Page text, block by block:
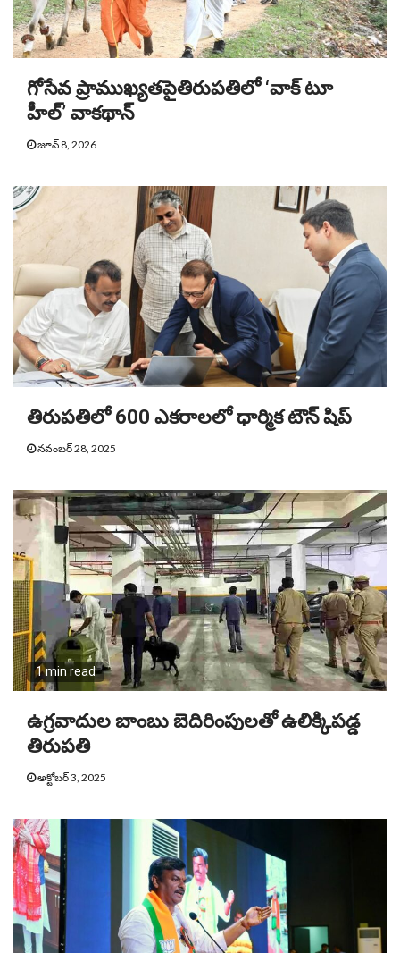
గోసేవ ప్రాముఖ్యతపైతిరుపతిలో ‘వాక్ టూ
హీల్’ వాకథాన్
జూన్ 8, 2026
తిరుపతిలో 600 ఎకరాలలో ధార్మిక టౌన్ షిప్
నవంబర్ 28, 2025
1 min read
ఉగ్రవాదుల బాంబు బెదిరింపులతో ఉలిక్కిపడ్డ
తిరుపతి
అక్టోబర్ 3, 2025